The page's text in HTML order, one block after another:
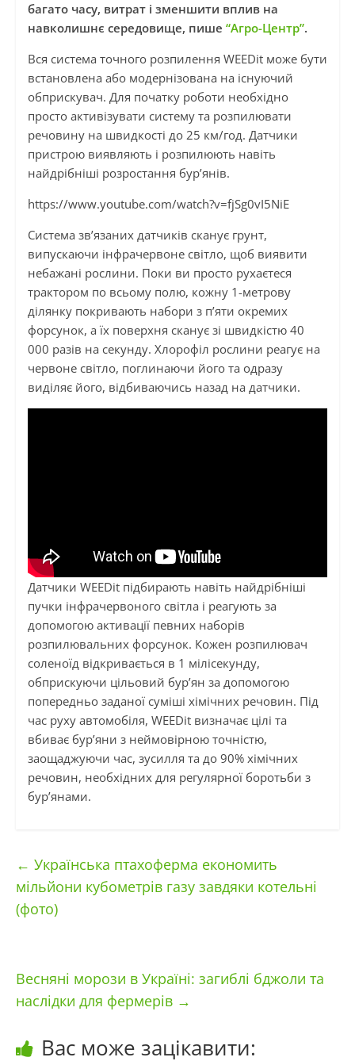
багато часу, витрат і зменшити вплив на
навколишнє середовище, пише “Агро-Центр”.
Вся система точного розпилення WEEDit може бути
встановлена ​​або модернізована на існуючий
обприскувач. Для початку роботи необхідно
просто активізувати систему та розпилювати
речовину на швидкості до 25 км/год. Датчики
пристрою виявляють і розпилюють навіть
найдрібніші розростання бур’янів.
https://www.youtube.com/watch?v=fjSg0vI5NiE
Система зв’язаних датчиків сканує грунт,
випускаючи інфрачервоне світло, щоб виявити
небажані рослини. Поки ви просто рухаєтеся
трактором по всьому полю, кожну 1-метрову
ділянку покривають набори з п’яти окремих
форсунок, а їх поверхня сканує зі швидкістю 40
000 разів на секунду. Хлорофіл рослини реагує на
червоне світло, поглинаючи його та одразу
виділяє його, відбиваючись назад на датчики.
Датчики WEEDit підбирають навіть найдрібніші
пучки інфрачервоного світла і реагують за
допомогою активації певних наборів
розпилювальних форсунок. Кожен розпилювач
соленоїд відкривається в 1 мілісекунду,
обприскуючи цільовий бур’ян за допомогою
попередньо заданої суміші хімічних речовин. Під
час руху автомобіля, WEEDit визначає цілі та
вбиває бур’яни з неймовірною точністю,
заощаджуючи час, зусилля та до 90% хімічних
речовин, необхідних для регулярної боротьби з
бур’янами.
← Українська птахоферма економить
мільйони кубометрів газу завдяки котельні
(фото)
Весняні морози в Україні: загиблі бджоли та
наслідки для фермерів →
Вас може зацікавити: